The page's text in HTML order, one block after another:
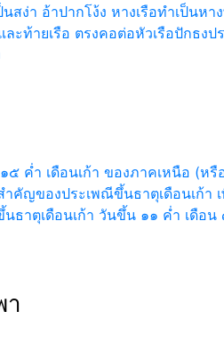
สง่า อ้าปากโง้ง หางเรือทำเป็นห
ะท้ายเรือ ตรงคอต่อหัวเรือปักธง
ค่ำ เดือนเก้า ของภาคเหนือ (หรื
ญของประเพณีขึ้นธาตุเดือนเก้า
ธาตุเดือนเก้า วันขึ้น ๑๑ ค่ำ เดือ
า